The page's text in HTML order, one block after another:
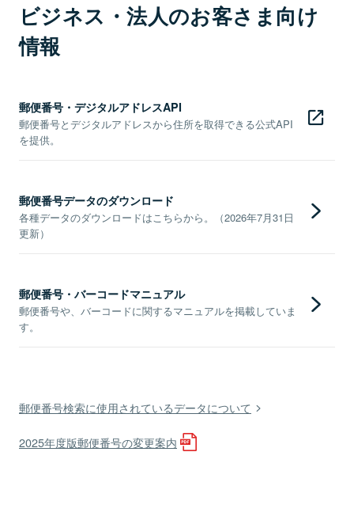
ビジネス・法人のお客さま向け
情報
郵便番号・デジタルアドレスAPI
郵便番号とデジタルアドレスから住所を取得できる公式API
を提供。
郵便番号データのダウンロード
各種データのダウンロードはこちらから。（2026年7月31日
更新）
郵便番号・バーコードマニュアル
郵便番号や、バーコードに関するマニュアルを掲載していま
す。
郵便番号検索に使用されているデータについて
2025年度版郵便番号の変更案内